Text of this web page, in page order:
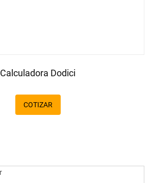
Calculadora Dodici
COTIZAR